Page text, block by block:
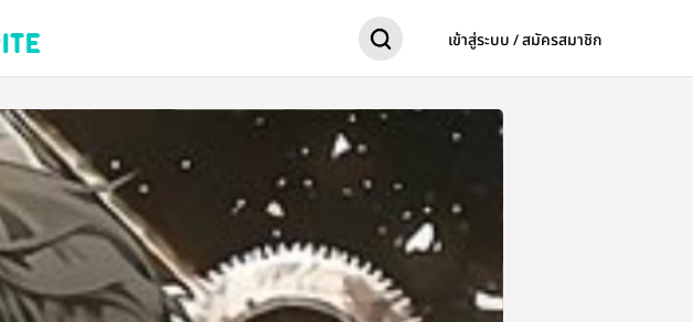
เข้าสู่ระบบ / สมัครสมาชิก